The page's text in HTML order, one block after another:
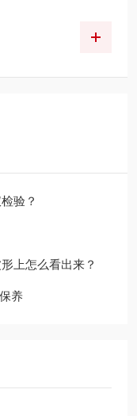
验？
上怎么看出来？
养